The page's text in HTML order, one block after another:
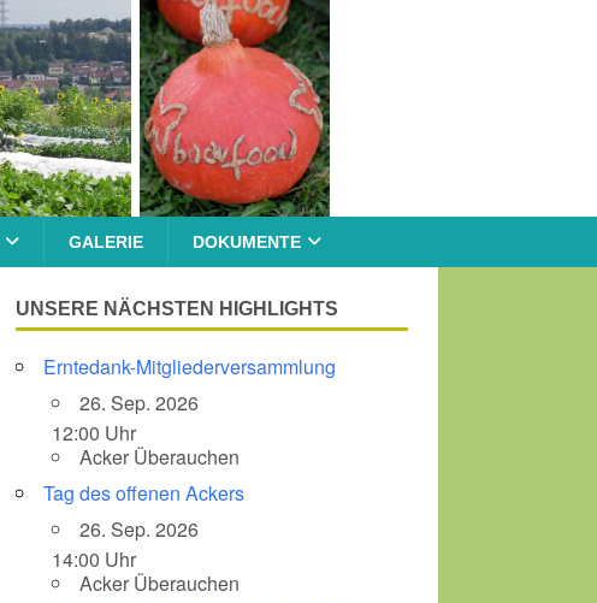
GALERIE DOKUMENTE
Office 365
UNSERE NÄCHSTEN HIGHLIGHTS
Erntedank-Mitgliederversammlung
26. Sep. 2026
12:00 Uhr
Acker Überauchen
Tag des offenen Ackers
26. Sep. 2026
14:00 Uhr
Acker Überauchen